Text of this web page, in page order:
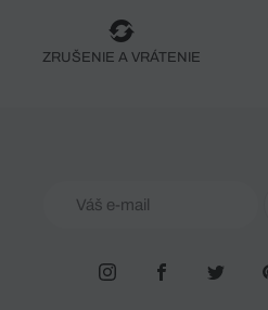
ZRUŠENIE A VRÁTENIE